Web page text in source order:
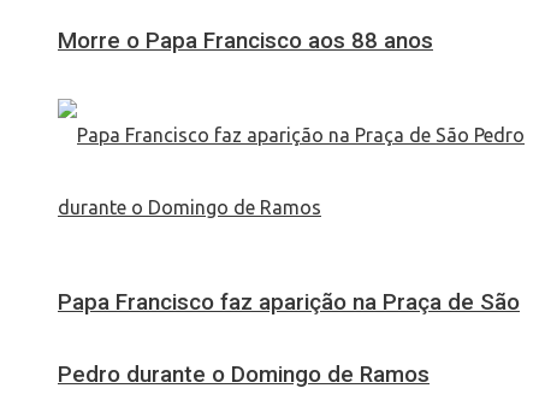
Morre o Papa Francisco aos 88 anos
Papa Francisco faz aparição na Praça de São
Pedro durante o Domingo de Ramos